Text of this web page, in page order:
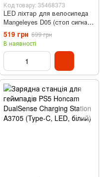
Код товару: 35468373
LED ліхтар для велосипеда
Mangeleyes D05 (стоп сигнал,
повортні сигнали, USB,
велофара)
519 грн 699 грн
В наявності